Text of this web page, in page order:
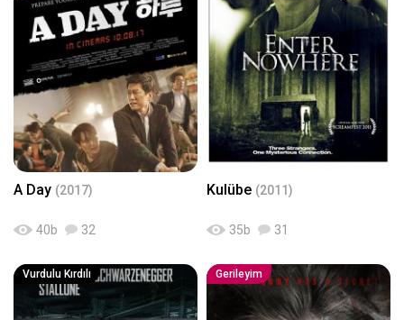
A Day (2017)
40b 32
Kulübe (2011)
35b 31
Vurdulu Kırdılı Gerileyim